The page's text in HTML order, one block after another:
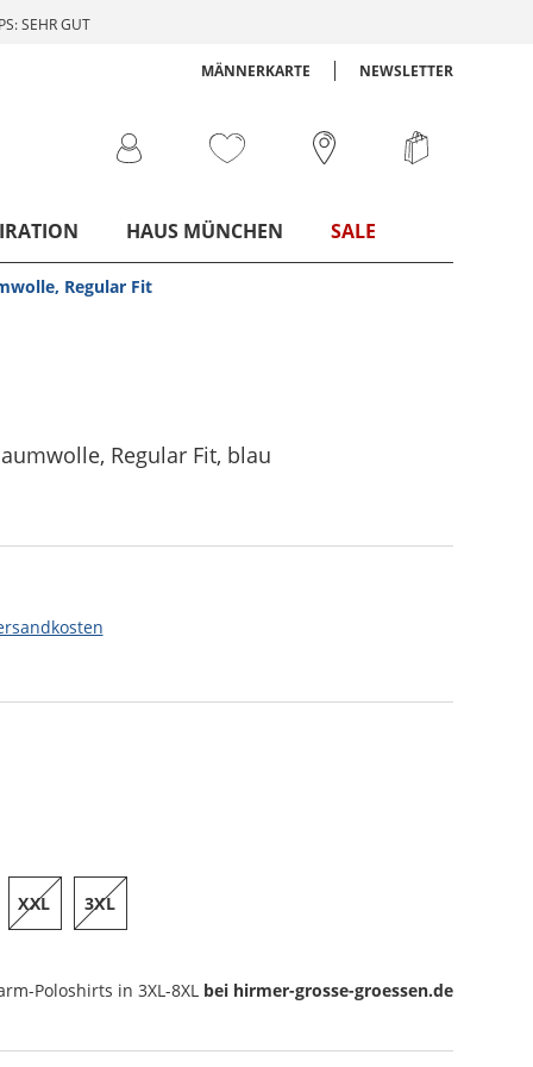
SEHR GUT
MÄNNERKARTE NEWSLETTER
HAUS MÜNCHEN SALE
Regular Fit
Regular Fit, blau
XXL 3XL
Poloshirts in 3XL-8XL bei hirmer-grosse-groessen.de